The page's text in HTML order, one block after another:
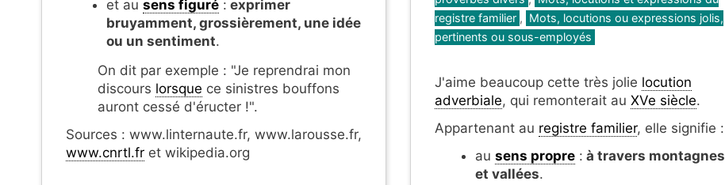
et au sens figuré : exprimer
bruyamment, grossièrement, une idée
ou un sentiment.
On dit par exemple : "Je reprendrai mon
discours lorsque ce sinistres bouffons
auront cessé d'éructer !".
Sources : www.linternaute.fr, www.larousse.fr,
www.cnrtl.fr et wikipedia.org
registre familier , Mots, locutions ou expressions jolis,
pertinents ou sous-employés
J'aime beaucoup cette très jolie locution
adverbiale, qui remonterait au XVe siècle.
Appartenant au registre familier, elle signifie :
au sens propre : à travers montagnes
et vallées.